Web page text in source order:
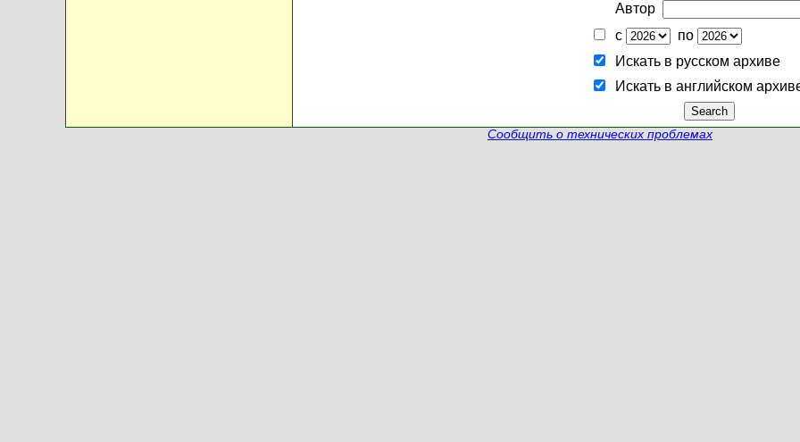
Автор
с
по
Искать в русском архиве
Искать в английском
Сообщить о технических проблемах